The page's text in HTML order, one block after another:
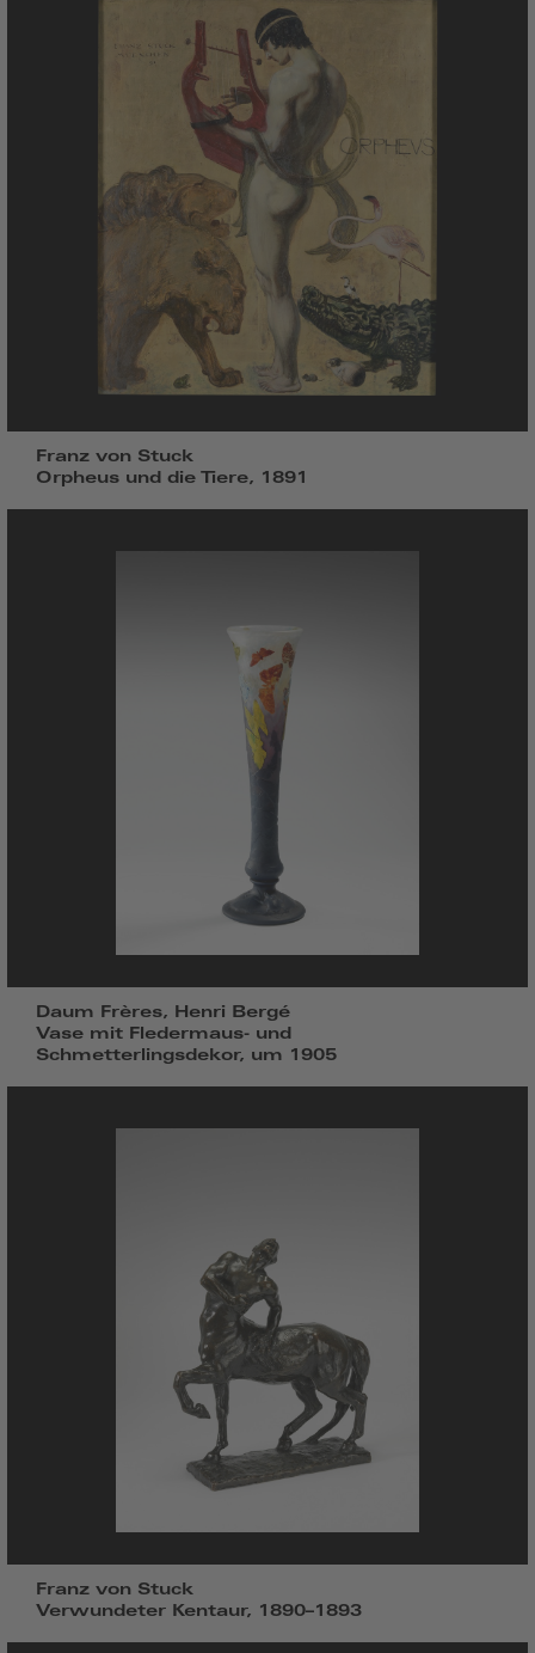
Franz von Stuck
Orpheus und die Tiere, 1891
Daum Frères, Henri Bergé
Vase mit Fledermaus- und
Schmetterlingsdekor, um 1905
Franz von Stuck
Verwundeter Kentaur, 1890–1893